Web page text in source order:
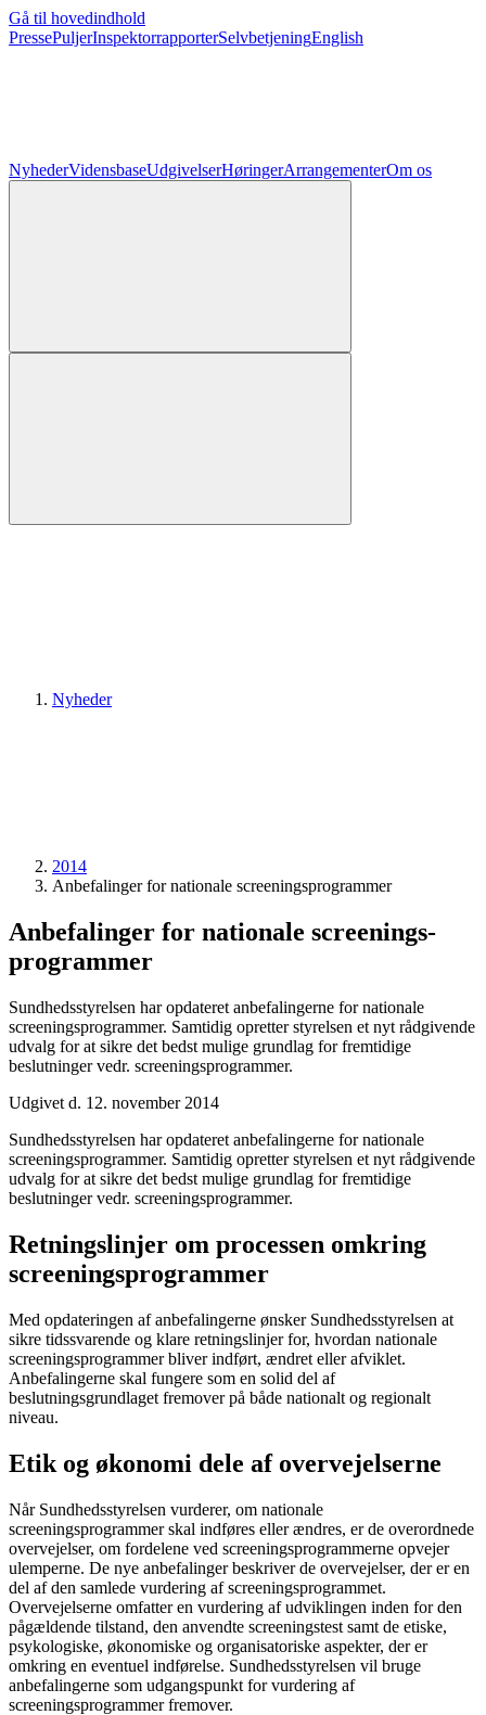
Gå til hovedindhold
PressePuljerInspektorrapporterSelvbetjeningEnglish
NyhederVidensbaseUdgivelserHøringerArrangementerOm os
Nyheder
2014
Anbefalinger for nationale screenings­programmer
Anbefalinger for nationale screenings­
programmer
Sundhedsstyrelsen har opdateret anbefalingerne for nationale
screeningsprogrammer. Samtidig opretter styrelsen et nyt rådgivende
udvalg for at sikre det bedst mulige grundlag for fremtidige
beslutninger vedr. screeningsprogrammer.
Udgivet d. 12. november 2014
Sundhedsstyrelsen har opdateret anbefalingerne for nationale
screeningsprogrammer. Samtidig opretter styrelsen et nyt rådgivende
udvalg for at sikre det bedst mulige grundlag for fremtidige
beslutninger vedr. screeningsprogrammer.
Retningslinjer om processen omkring
screeningsprogrammer
Med opdateringen af anbefalingerne ønsker Sundhedsstyrelsen at
sikre tidssvarende og klare retningslinjer for, hvordan nationale
screeningsprogrammer bliver indført, ændret eller afviklet.
Anbefalingerne skal fungere som en solid del af
beslutningsgrundlaget fremover på både nationalt og regionalt
niveau.
Etik og økonomi dele af overvejelserne
Når Sundhedsstyrelsen vurderer, om nationale
screeningsprogrammer skal indføres eller ændres, er de overordnede
overvejelser, om fordelene ved screeningsprogrammerne opvejer
ulemperne. De nye anbefalinger beskriver de overvejelser, der er en
del af den samlede vurdering af screeningsprogrammet.
Overvejelserne omfatter en vurdering af udviklingen inden for den
pågældende tilstand, den anvendte screeningstest samt de etiske,
psykologiske, økonomiske og organisatoriske aspekter, der er
omkring en eventuel indførelse. Sundhedsstyrelsen vil bruge
anbefalingerne som udgangspunkt for vurdering af
screeningsprogrammer fremover.